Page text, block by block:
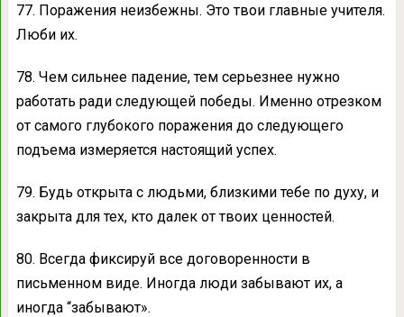
77. Поражения неизбежны. Это твои главные учителя.
Люби их.
78. Чем сильнее падение, тем серьезнее нужно
работать ради следующей победы. Именно отрезком
от самого глубокого поражения до следующего
подъема измеряется настоящий успех.
79. Будь открыта с людьми, близкими тебе по духу, и
закрыта для тех, кто далек от твоих ценностей.
80. Всегда фиксируй все договоренности в
письменном виде. Иногда люди забывают их, а
иногда “забывают».